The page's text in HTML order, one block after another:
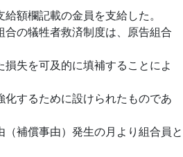
額欄記載の金員を支給した。
の犠牲者救済制度は、原告組合
損失を可及的に填補することによ
するために設けられたものであ
補償事由）発生の月より組合員と